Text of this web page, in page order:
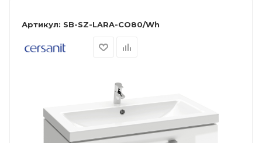
Артикул: SB-SZ-LARA-CO80/Wh